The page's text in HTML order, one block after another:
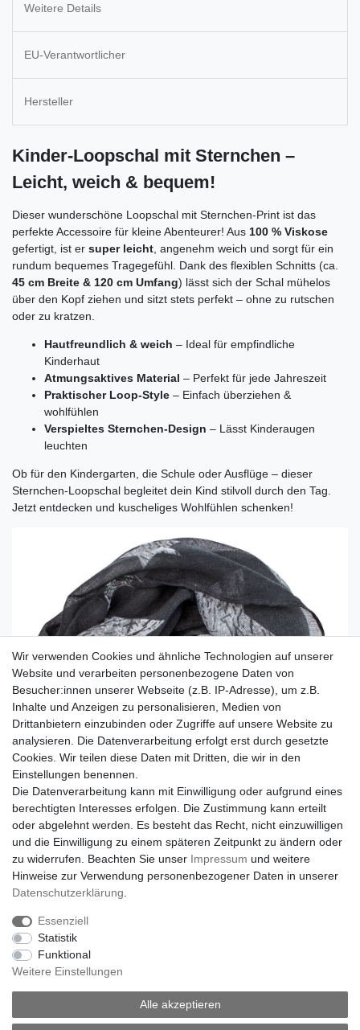
Weitere Details
EU-Verantwortlicher
Hersteller
Kinder-Loopschal mit Sternchen –
Leicht, weich & bequem!
Dieser wunderschöne Loopschal mit Sternchen-Print ist das
perfekte Accessoire für kleine Abenteurer! Aus 100 % Viskose
gefertigt, ist er super leicht, angenehm weich und sorgt für ein
rundum bequemes Tragegefühl. Dank des flexiblen Schnitts (ca.
45 cm Breite & 120 cm Umfang) lässt sich der Schal mühelos
über den Kopf ziehen und sitzt stets perfekt – ohne zu rutschen
oder zu kratzen.
Hautfreundlich & weich – Ideal für empfindliche
Kinderhaut
Atmungsaktives Material – Perfekt für jede Jahreszeit
Praktischer Loop-Style – Einfach überziehen &
wohlfühlen
Verspieltes Sternchen-Design – Lässt Kinderaugen
leuchten
Ob für den Kindergarten, die Schule oder Ausflüge – dieser
Sternchen-Loopschal begleitet dein Kind stilvoll durch den Tag.
Jetzt entdecken und kuscheliges Wohlfühlen schenken!
Wir verwenden Cookies und ähnliche Technologien auf unserer
Website und verarbeiten personenbezogene Daten von
Besucher:innen unserer Webseite (z.B. IP-Adresse), um z.B.
Inhalte und Anzeigen zu personalisieren, Medien von
Drittanbietern einzubinden oder Zugriffe auf unsere Website zu
analysieren. Die Datenverarbeitung erfolgt erst durch gesetzte
Cookies. Wir teilen diese Daten mit Dritten, die wir in den
Einstellungen benennen.
Die Datenverarbeitung kann mit Einwilligung oder aufgrund eines
berechtigten Interesses erfolgen. Die Zustimmung kann erteilt
oder abgelehnt werden. Es besteht das Recht, nicht einzuwilligen
und die Einwilligung zu einem späteren Zeitpunkt zu ändern oder
zu widerrufen. Beachten Sie unser Impressum und weitere
Hinweise zur Verwendung personenbezogener Daten in unserer
Daten­schutz­erklärung
Essenziell
Statistik
Funktional
Weitere Einstellungen
Alle akzeptieren
Impressum
Widerrufs­recht